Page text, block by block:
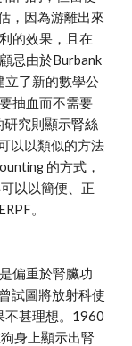
，因為游離出來
的效果，且在
忌由於Burbank
了新的數學公
抽血而不需要
研究則顯示腎絲
以以類似的方法
的方式，
以以簡便、正
。
偏重於腎臟功
試圖將放射科使
不甚理想。1960
身上顯示出腎